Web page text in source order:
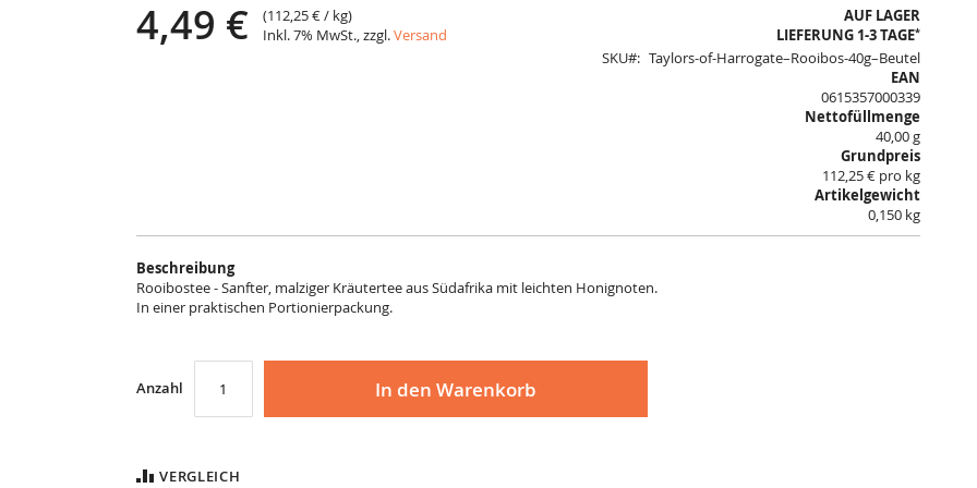
4,49 € (112,25 €/ kg)
Inkl. 7% MwSt., zzgl.Versand
AUF LAGER
LIEFERUNG 1-3 TAGE*
SKU
Taylors-of-Harrogate–Rooibos-40g–Beutel
EAN
0615357000339
Nettofüllmenge
40,00 g
Grundpreis
112,25 € pro kg
Artikelgewicht
0,150 kg
Beschreibung
Rooibostee - Sanfter, malziger Kräutertee aus Südafrika mit leichten Honignoten.
In einer praktischen Portionierpackung.
Anzahl In den Warenkorb
VERGLEICH